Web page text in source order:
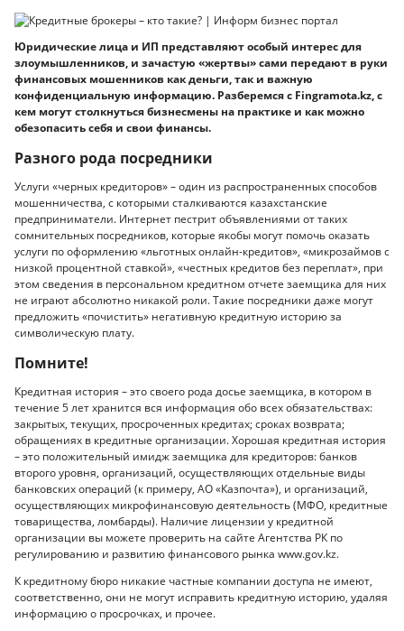
Юридические лица и ИП представляют особый интерес для
злоумышленников, и зачастую «жертвы» сами передают в руки
финансовых мошенников как деньги, так и важную
конфиденциальную информацию. Разберемся с Fingramota.kz, с
кем могут столкнуться бизнесмены на практике и как можно
обезопасить себя и свои финансы.
Разного рода посредники
Услуги «черных кредиторов» – один из распространенных способов
мошенничества, с которыми сталкиваются казахстанские
предприниматели. Интернет пестрит объявлениями от таких
сомнительных посредников, которые якобы могут помочь оказать
услуги по оформлению «льготных онлайн-кредитов», «микрозаймов с
низкой процентной ставкой», «честных кредитов без переплат», при
этом сведения в персональном кредитном отчете заемщика для них
не играют абсолютно никакой роли. Такие посредники даже могут
предложить «почистить» негативную кредитную историю за
символическую плату.
Помните!
Кредитная история – это своего рода досье заемщика, в котором в
течение 5 лет хранится вся информация обо всех обязательствах:
закрытых, текущих, просроченных кредитах; сроках возврата;
обращениях в кредитные организации. Хорошая кредитная история
– это положительный имидж заемщика для кредиторов: банков
второго уровня, организаций, осуществляющих отдельные виды
банковских операций (к примеру, АО «Казпочта»), и организаций,
осуществляющих микрофинансовую деятельность (МФО, кредитные
товарищества, ломбарды). Наличие лицензии у кредитной
организации вы можете проверить на сайте Агентства РК по
регулированию и развитию финансового рынка www.gov.kz.
К кредитному бюро никакие частные компании доступа не имеют,
соответственно, они не могут исправить кредитную историю, удаляя
информацию о просрочках, и прочее.